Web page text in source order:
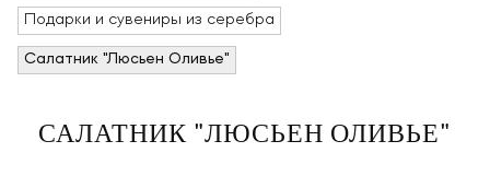
Подарки и сувениры из серебра
Салатник "Люсьен Оливье"
САЛАТНИК "ЛЮСЬЕН ОЛИВЬЕ"